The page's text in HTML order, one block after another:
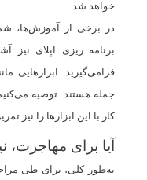
خواهد شد.
در برخی از آموزش‌ها،
برنامه ریزی اپلای نیز
جمله هستند. توصیه
کار با این ابزارها را نیز
آیا برای مهاجرت،
به‌طور کلی، برای طی